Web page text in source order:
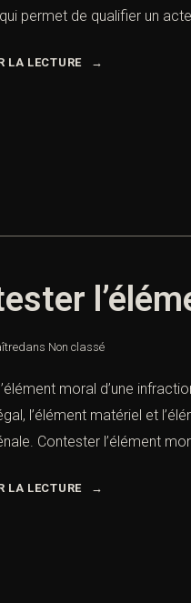
permet de qualifier un
LA LECTURE
dans Non classé
moral d’une
l’élément matériel et
Contester l’élément
LA LECTURE